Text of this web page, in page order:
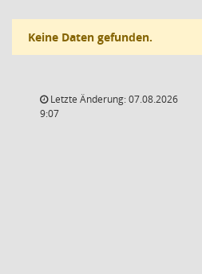
Keine Daten gefunden.
Letzte Änderung: 07.08.2026
9:07